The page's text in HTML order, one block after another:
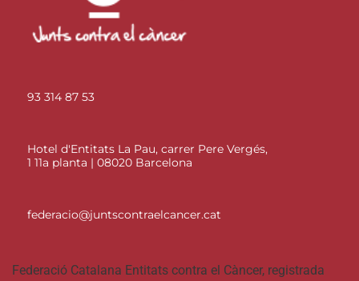
93 314 87 53
Hotel d'Entitats La Pau, carrer Pere Vergés,
1 11a planta | 08020 Barcelona
federacio@juntscontraelcancer.cat
Federació Catalana Entitats contra el Càncer, registrada